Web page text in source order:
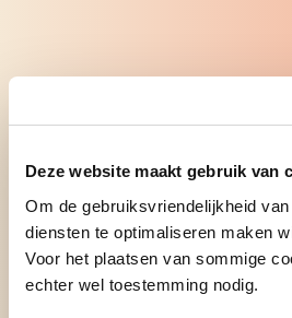
Deze website maakt gebruik van
Om de gebruiksvriendelijkheid
diensten te optimaliseren maken
Voor het plaatsen van sommige
echter wel toestemming nodig.
verzekering
Orthodontie
normaliter niet in de
kinderen is het belangrijk dat
een aanvullende verzekering